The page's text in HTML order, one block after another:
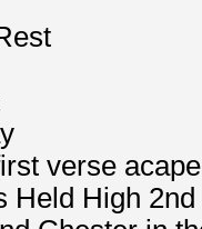
verse
Held High